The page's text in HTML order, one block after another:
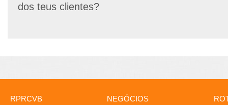
dos teus clientes?
RPRCVB NEGÓCIOS